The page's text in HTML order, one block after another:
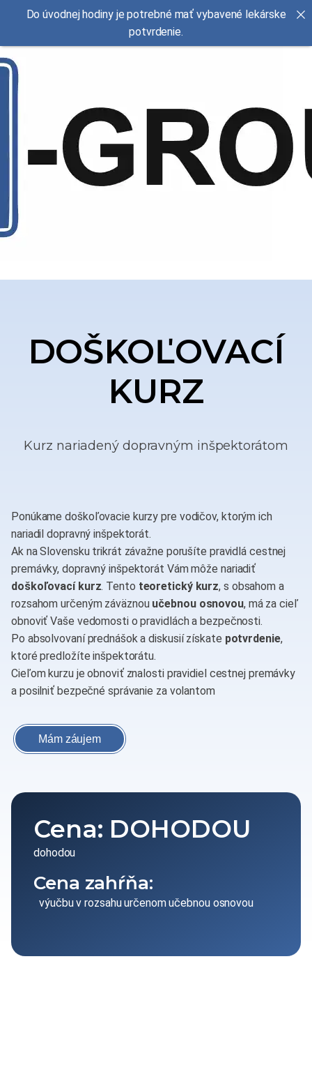
Do úvodnej hodiny je potrebné mať vybavené lekárske
potvrdenie.
DOŠKOĽOVACÍ
KURZ
Kurz nariadený dopravným inšpektorátom
Ponúkame doškoľovacie kurzy pre vodičov, ktorým ich
nariadil dopravný inšpektorát.
Ak na Slovensku trikrát závažne porušíte pravidlá cestnej
premávky, dopravný inšpektorát Vám môže nariadiť
doškoľovací kurz. Tento teoretický kurz, s obsahom a
rozsahom určeným záväznou učebnou osnovou, má za cieľ
obnoviť Vaše vedomosti o pravidlách a bezpečnosti.
Po absolvovaní prednášok a diskusií získate potvrdenie,
ktoré predložíte inšpektorátu.
Cieľom kurzu je obnoviť znalosti pravidiel cestnej premávky
a posilniť bezpečné správanie za volantom
Mám záujem
Cena: DOHODOU
dohodou
Cena zahŕňa:
výučbu v rozsahu určenom učebnou osnovou